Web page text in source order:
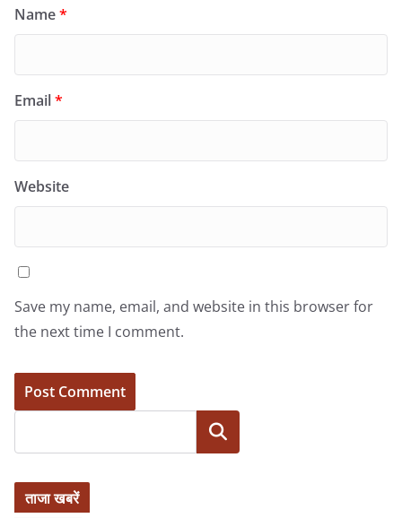
Name*
Email*
Website
Save my name, email, and website in this browser for
the next time I comment.
Search
ताजा खबरें